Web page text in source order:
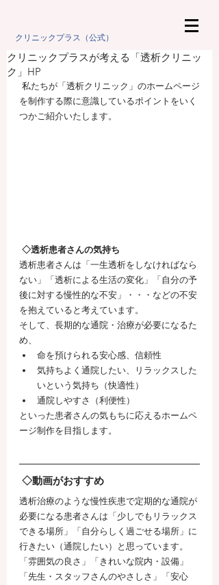
クリニックプラス（公式）
クリニックプラスが考える「透析クリニッ
ク」HP
を制作する際に意識しているポイントをいく
つかご紹介いたします。
◇透析患者さんの気持ち
透析患者さんは「一生透析をしなければなら
ない」「透析による生活の変化」「自分の予
後に対する慢性的な不安」・・・などの不安
を抱えていると考えています。
そして、長期的な通院・治療が必要になるた
め、
命を預けられる安心感、信頼性
気持ちよく通院したい、リラックスした
いという気持ち（快適性）
通院しやすさ（利便性）
といった患者さんの気もちに応えるホームペ
ージ制作を目指します。
◇動画がおすすめ
透析治療のような慢性疾患で定期的な通院が
必要になる患者さんは「少しでもリラックス
できる場所」「自分らしく過ごせる場所」に
行きたい（通院したい）と思っています。
「雰囲気の良さ」「きれいな院内・設備」
「先生・スタッフさんのやさしさ」「安心